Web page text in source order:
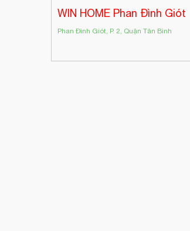
WIN HOME Phan Đình Giót
Phan Đình Giót, P. 2, Quận Tân Bình